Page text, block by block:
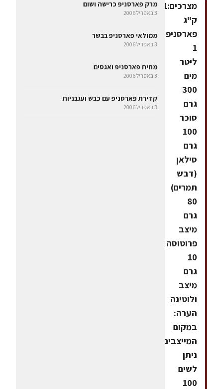
מצרכים:1
ק"ג
פארסניפ
1
ליטר
מים
300
גרם
סוכר
100
גרם
סילאן
(דבש
תמרים)
80
גרם
מיצב
פרוטוסה
10
גרם
מיצב
ולוטינה
הערה:
במקום
המייצבים
ניתן
לשים
100
מרק פארסניפ כרישה ושום
3 באפריל 2006
ממולאי פארסניפ בבשר
3 באפריל 2006
מחית פארסניפ ואגסים
3 באפריל 2006
קדירת פארסניפ עם כבש ועגבניות
3 באפריל 2006